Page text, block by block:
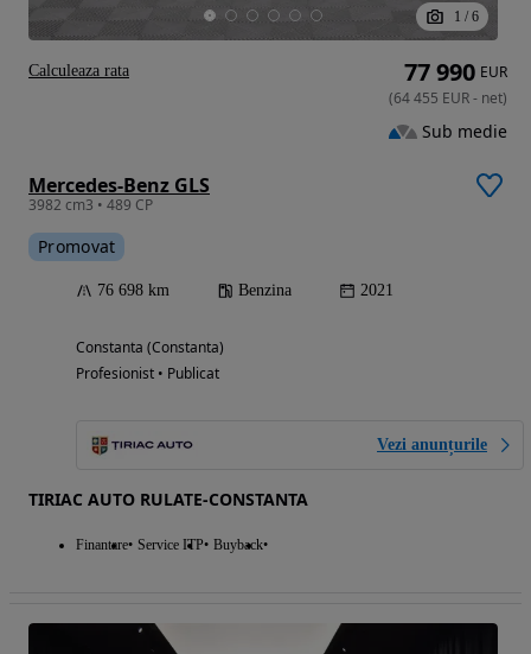
1 / 6
Mercedes-Benz GLS
3982 cm3 • 489 CP
Promovat
76 698 km Benzina 2021
Constanta (Constanta)
Profesionist • Publicat
Vezi anunțurile
TIRIAC AUTO RULATE-CONSTANTA
Finantare Service ITP Buyback
77 990 EUR
(64 455 EUR- net)
Sub medie
Calculeaza rata